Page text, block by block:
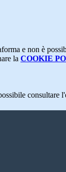
e non è
la COOKIE
consultare